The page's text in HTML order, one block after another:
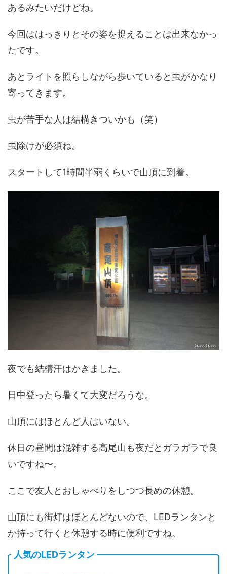
あるみたいだけどね。
今回ははっきりとその姿を捉えることは出来なかっ
たです。
あとライトを照らしながら歩いていると虫がかなり
寄ってきます。
虫が苦手な人は結構きついかも（笑）
虫除けが必須ね。
スタートして1時間半弱くらいで山頂に到着。
夜でも結構汗はかきました。
日中登ったら暑くて大変だろうな。
山頂にはほとんど人はいない。
休日の昼間は混雑する高尾山も夜だとガラガラで良
いですね〜。
ここで友人とおしゃべりをしつつ長めの休憩。
山頂にも街灯はほとんどないので、LEDランタンと
か持って行くと休憩する時に便利ですね。
人気のLEDランタン